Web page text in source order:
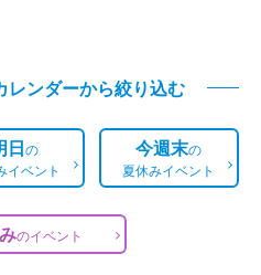
レンダーから絞り込む
日の
イベント
今週末の
夏休みイベント
のイベント